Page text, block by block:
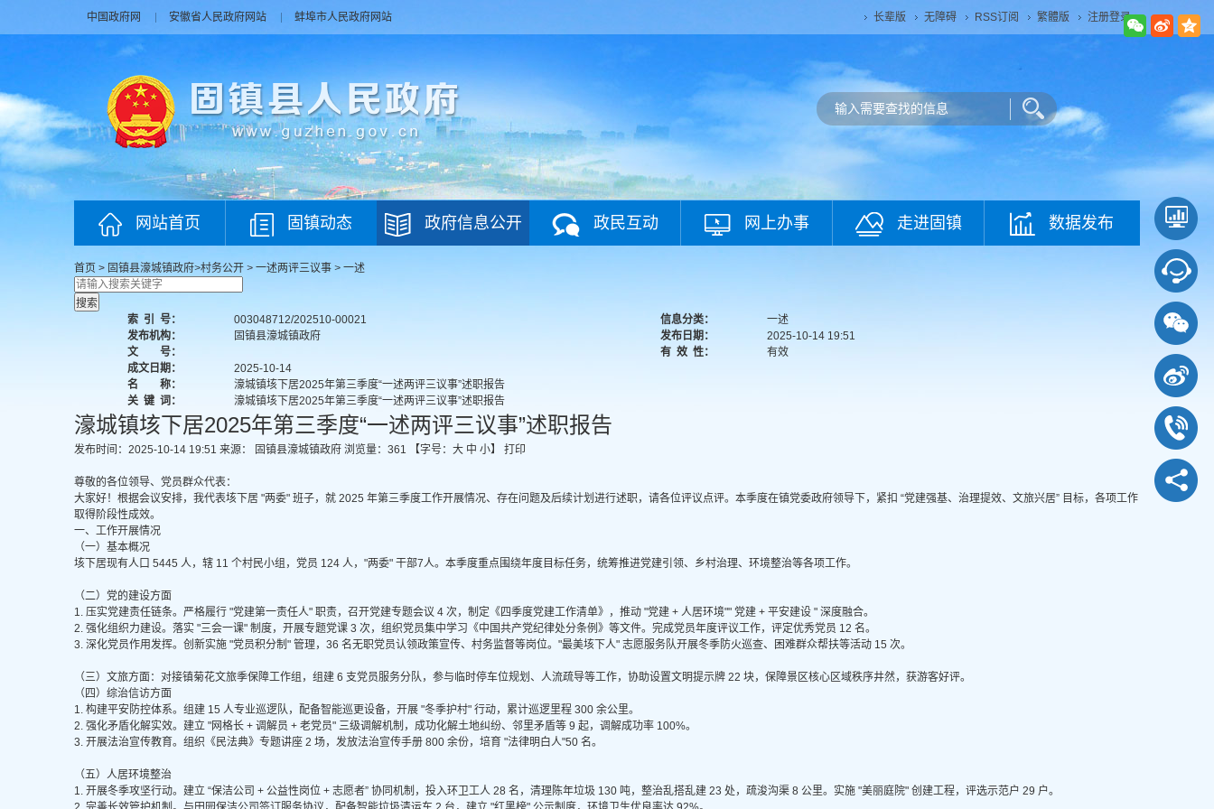
中国政府网 安徽省人民政府网站 蚌埠市人民政府网站 长辈版 无障碍 RSS订阅 繁體版 注册登录
网站首页 固镇动态 政府信息公开 政民互动 网上办事 走进固镇 数据发布
首页 > 固镇县濠城镇政府>村务公开 > 一述两评三议事 > 一述
索 引 号： 003048712/202510-00021 信息分类：
一述
发布机构：
固镇县濠城镇政府 发布日期：
2025-10-14 19:51
文 号：
有 效 性：
有效
成文日期：
2025-10-14
名 称：
濠城镇垓下居2025年第三季度“一述两评三议事”述职报告
关 键 词： 濠城镇垓下居2025年第三季度“一述两评三议事”述职报告
濠城镇垓下居2025年第三季度“一述两评三议事”述职报告
发布时间：2025-10-14 19:51 来源： 固镇县濠城镇政府 浏览量： 361 【字号： 大 中 小】 打印
尊敬的各位领导、党员群众代表：
大家好！根据会议安排，我代表垓下居 "两委" 班子，就 2025 年第三季度工作开展情况、存在问题及后续计划进行述职，请各位评议点评。本季度在镇党委政府领导下，紧扣 “党建强基、治理提效、文旅兴居” 目标，各项工作
取得阶段性成效。
一、工作开展情况
（一）基本概况
垓下居现有人口 5445 人，辖 11 个村民小组，党员 124 人，"两委" 干部7人。本季度重点围绕年度目标任务，统筹推进党建引领、乡村治理、环境整治等各项工作。
（二）党的建设方面
1. 压实党建责任链条。严格履行 "党建第一责任人" 职责，召开党建专题会议 4 次，制定《四季度党建工作清单》，推动 "党建 + 人居环境"" 党建 + 平安建设 " 深度融合。
2. 强化组织力建设。落实 "三会一课" 制度，开展专题党课 3 次，组织党员集中学习《中国共产党纪律处分条例》等文件。完成党员年度评议工作，评定优秀党员 12 名。
3. 深化党员作用发挥。创新实施 "党员积分制" 管理，36 名无职党员认领政策宣传、村务监督等岗位。"最美垓下人" 志愿服务队开展冬季防火巡查、困难群众帮扶等活动 15 次。
（三）文旅方面：对接镇菊花文旅季保障工作组，组建 6 支党员服务分队，参与临时停车位规划、人流疏导等工作，协助设置文明提示牌 22 块，保障景区核心区域秩序井然，获游客好评。
（四）综治信访方面
1. 构建平安防控体系。组建 15 人专业巡逻队，配备智能巡更设备，开展 "冬季护村" 行动，累计巡逻里程 300 余公里。
2. 强化矛盾化解实效。建立 "网格长 + 调解员 + 老党员" 三级调解机制，成功化解土地纠纷、邻里矛盾等 9 起，调解成功率 100%。
3. 开展法治宣传教育。组织《民法典》专题讲座 2 场，发放法治宣传手册 800 余份，培育 "法律明白人"50 名。
（五）人居环境整治
1. 开展冬季攻坚行动。建立 “保洁公司 + 公益性岗位 + 志愿者” 协同机制，投入环卫工人 28 名，清理陈年垃圾 130 吨，整治乱搭乱建 23 处，疏浚沟渠 8 公里。实施 "美丽庭院" 创建工程，评选示范户 29 户。